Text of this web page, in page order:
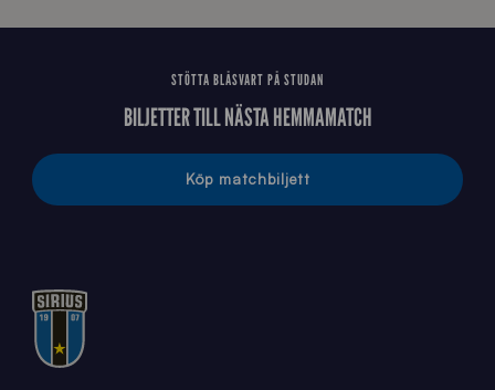
STÖTTA BLÅSVART PÅ STUDAN
BILJETTER TILL NÄSTA HEMMAMATCH
Köp matchbiljett